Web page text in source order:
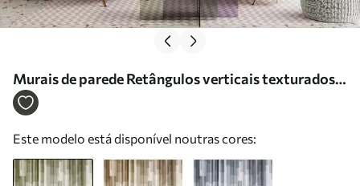
Murais de parede Retângulos verticais texturados
com transparências variáveis e tons de verde; arte
Este modelo está disponível noutras cores: